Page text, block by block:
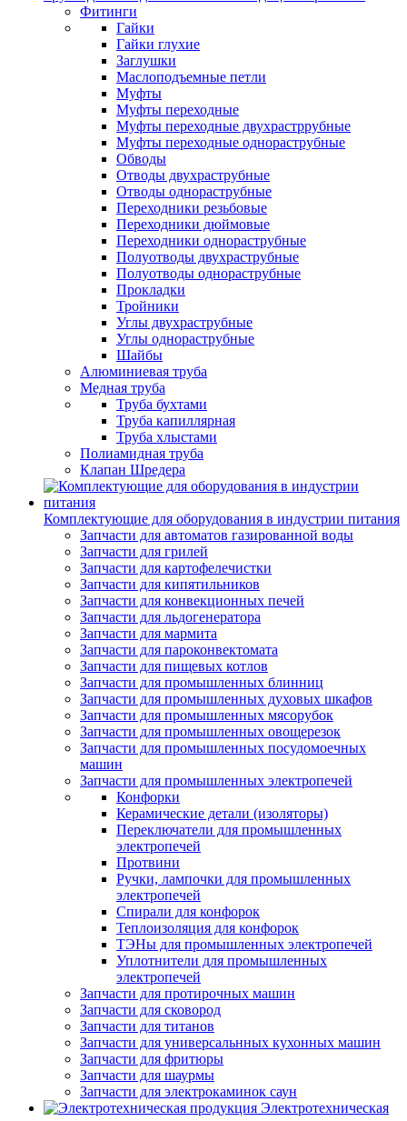
Фитинги
Гайки
Гайки глухие
Заглушки
Маслоподъемные петли
Муфты
Муфты переходные
Муфты переходные двухрастррубные
Муфты переходные однораструбные
Обводы
Отводы двухраструбные
Отводы однораструбные
Переходники резьбовые
Переходники дюймовые
Переходники однораструбные
Полуотводы двухраструбные
Полуотводы однораструбные
Прокладки
Тройники
Углы двухраструбные
Углы однораструбные
Шайбы
Алюминиевая труба
Медная труба
Труба бухтами
Труба капиллярная
Труба хлыстами
Полиамидная труба
Клапан Шредера
Комплектующие для оборудования в индустрии питания
Запчасти для автоматов газированной воды
Запчасти для грилей
Запчасти для картофелечистки
Запчасти для кипятильников
Запчасти для конвекционных печей
Запчасти для льдогенератора
Запчасти для мармита
Запчасти для пароконвектомата
Запчасти для пищевых котлов
Запчасти для промышленных блинниц
Запчасти для промышленных духовых шкафов
Запчасти для промышленных мясорубок
Запчасти для промышленных овощерезок
Запчасти для промышленных посудомоечных
машин
Запчасти для промышленных электропечей
Конфорки
Керамические детали (изоляторы)
Переключатели для промышленных
электропечей
Протвини
Ручки, лампочки для промышленных
электропечей
Спирали для конфорок
Теплоизоляция для конфорок
ТЭНы для промышленных электропечей
Уплотнители для промышленных
электропечей
Запчасти для протирочных машин
Запчасти для сковород
Запчасти для титанов
Запчасти для универсальнных кухонных машин
Запчасти для фритюры
Запчасти для шаурмы
Запчасти для электрокаминок саун
Электротехническая